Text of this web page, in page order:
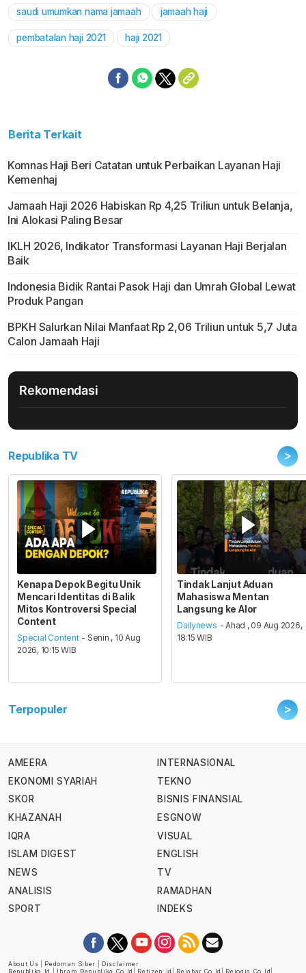
saudi umumkan nama jamaah jamaah haji
pembatalan haji 2021 haji 2021
Berita Terkait
Komnas Haji Beri Catatan untuk Perbaikan Layanan Haji
Kemenhaj
Jamaah Haji 2026 Habiskan Rp 4,25 Triliun untuk Belanja,
Ini Alokasi Paling Besar
IKLH 2026, Indikator Transformasi Layanan Haji Berjalan
Baik
Indonesia Bidik Rantai Pasok Haji dan Umrah Global Lewat
Produk Pangan
BPKH Salurkan Nilai Manfaat Rp 2,06 Triliun untuk 5,7 Juta
Calon Jamaah Haji
Rekomendasi
Republika TV >
Kenapa Depok Begitu Unik
Mencari Identitas di Balik
Mitos Kontroversi Special
Content
Special Content - Senin , 10 Aug
2026, 10:15 WIB
Tindak Lanjut Aduan
Mahasiswa Mentan
Langsung ke Alor
Dailynews - Ahad , 09 Aug 2026,
18:15 WIB
Terpopuler >
AMEERA
EKONOMI SYARIAH
SKOR
KHAZANAH
IQRA
ISLAM DIGEST
NEWS
ANALISIS
SPORT
INTERNASIONAL
TEKNO
BISNIS FINANSIAL
ESGNOW
VISUAL
ENGLISH
TV
RAMADHAN
INDEKS
About Us Pedoman Siber
Disclaimer